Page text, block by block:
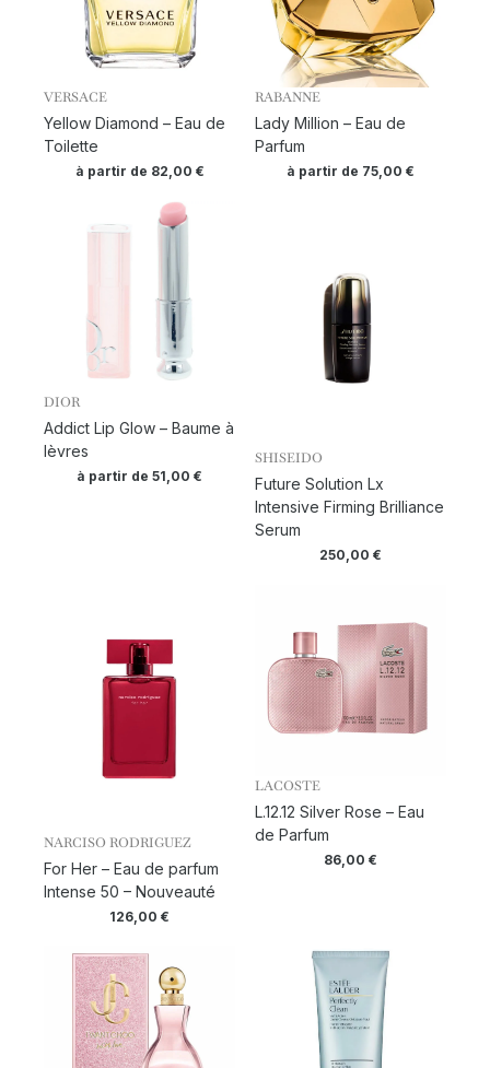
VERSACE
Yellow Diamond – Eau de
Toilette
à partir de 82,00 €
RABANNE
Lady Million – Eau de
Parfum
à partir de 75,00 €
DIOR
Addict Lip Glow – Baume à
lèvres
à partir de51,00€
SHISEIDO
Future Solution Lx
Intensive Firming Brilliance
Serum
250,00 €
NARCISO RODRIGUEZ
For Her – Eau de parfum
Intense 50 – Nouveauté
126,00€
LACOSTE
L.12.12 Silver Rose – Eau
de Parfum
86,00 €